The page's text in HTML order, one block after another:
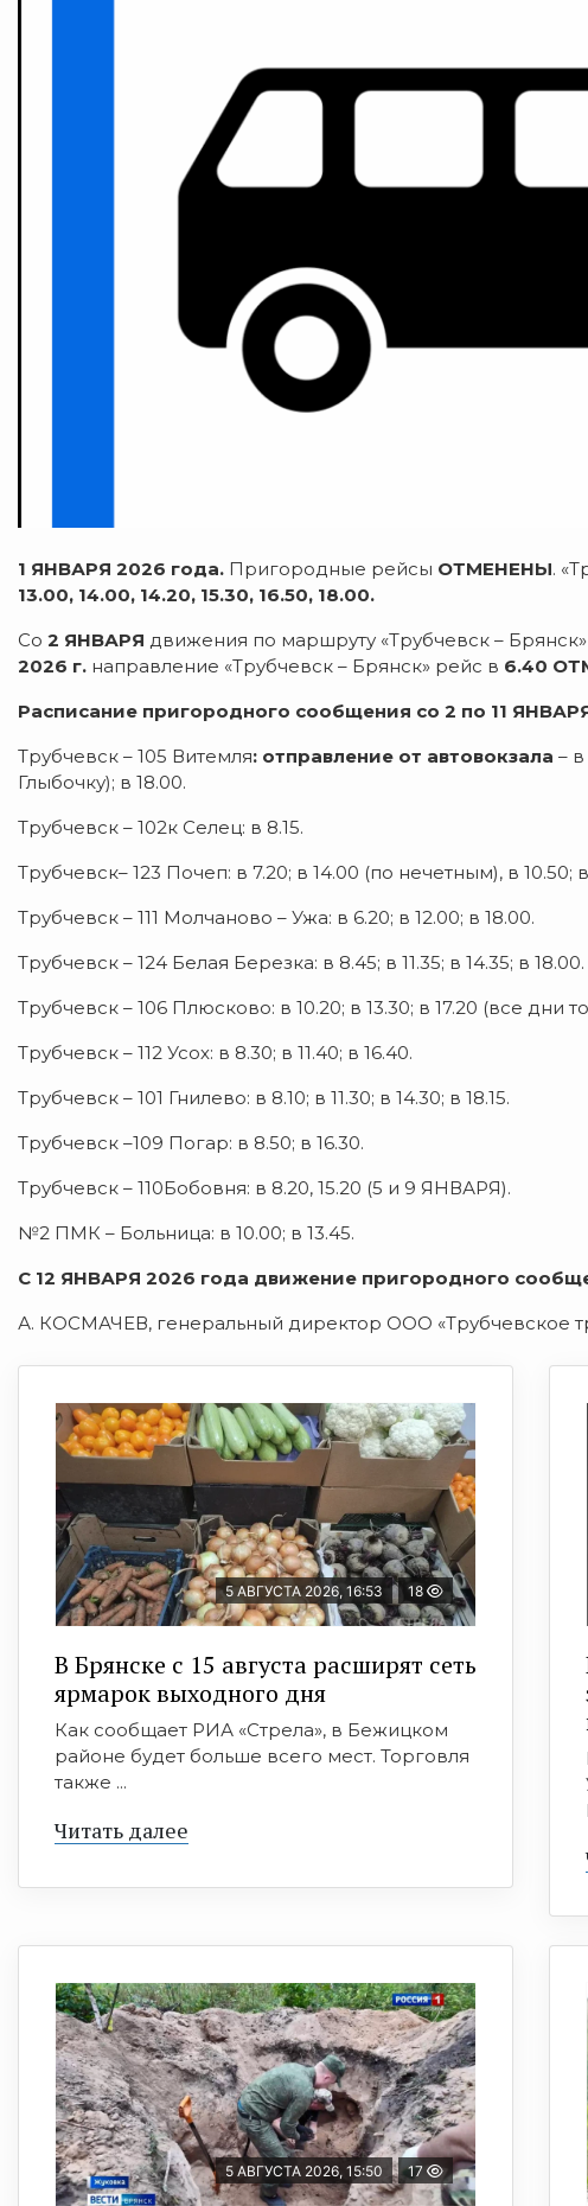
1 ЯНВАРЯ 2026 года. Пригородные рейсы ОТМЕНЕНЫ.
13.00, 14.00, 14.20, 15.30, 16.50, 18.00.
Со 2 ЯНВАРЯ движения по маршруту «Трубчевск – Брянск»
2026 г. направление «Трубчевск – Брянск» рейс в 6.40
Расписание пригородного сообщения со 2 по 11
Трубчевск – 105 Витемля: отправление от автовокзала –
Глыбочку); в 18.00.
Трубчевск – 102к Селец: в 8.15.
Трубчевск– 123 Почеп: в 7.20; в 14.00 (по нечетным), в 10.50;
Трубчевск – 111 Молчаново – Ужа: в 6.20; в 12.00; в 18.00.
Трубчевск – 124 Белая Березка: в 8.45; в 11.35; в 14.35; в 18.00.
Трубчевск – 106 Плюсково: в 10.20; в 13.30; в 17.20 (все дни
Трубчевск – 112 Усох: в 8.30; в 11.40; в 16.40.
Трубчевск – 101 Гнилево: в 8.10; в 11.30; в 14.30; в 18.15.
Трубчевск –109 Погар: в 8.50; в 16.30.
Трубчевск – 110Бобовня: в 8.20, 15.20 (5 и 9 ЯНВАРЯ).
№2 ПМК – Больница: в 10.00; в 13.45.
С 12 ЯНВАРЯ 2026 года движение пригородного
А. КОСМАЧЕВ, генеральный директор ООО «Трубчевское
5 АВГУСТА 2026, 16:53 18
В Брянске с 15 августа расширят сеть
ярмарок выходного дня
Как сообщает РИА «Стрела», в Бежицком
районе будет больше всего мест. Торговля
также ...
Читать далее
5 АВГУСТА 2026, 15:50 17